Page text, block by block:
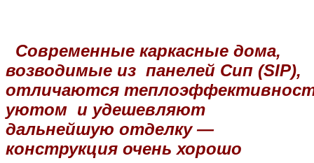
Современные каркасные дома,
возводимые из панелей Сип (SIP),
отличаются
уютом и удешевляют
дальнейшую отделку —
конструкция очень хорошо